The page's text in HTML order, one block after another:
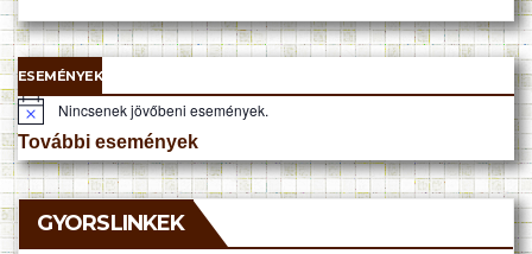
ESEMÉNYEK
N
o
t
i
c
e
Nincsenek jövőbeni események.
További események
GYORSLINKEK